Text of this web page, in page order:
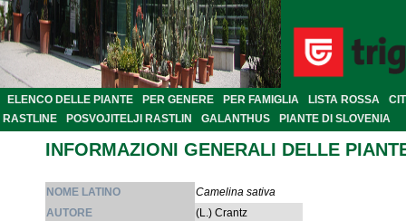
ELENCO DELLE PIANTE PER GENERE PER FAMIGLIA LISTA ROSSA
RASTLINE
POSVOJITELJI RASTLIN GALANTHUS PIANTE DI SLOVENIA
INFORMAZIONI GENERALI DELLE
NOME LATINO
Camelina sativa
AUTORE
(L.) Crantz